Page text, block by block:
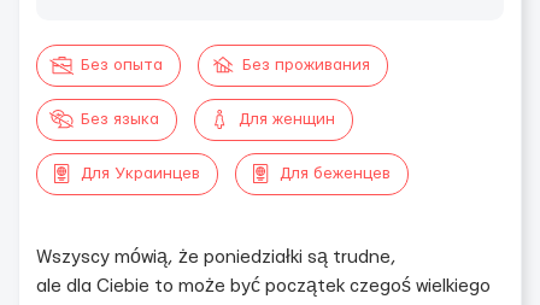
Без опыта Без проживания
Без языка Для женщин
Для Украинцев Для беженцев
Wszyscy mówią, że poniedziałki są trudne,
ale dla Ciebie to może być początek czegoś wielkiego